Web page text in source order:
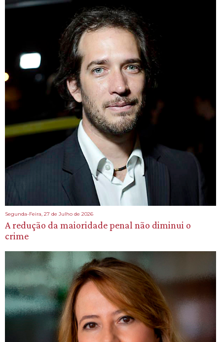
Segunda-Feira, 27 de Julho de 2026
A redução da maioridade penal não diminui o
crime